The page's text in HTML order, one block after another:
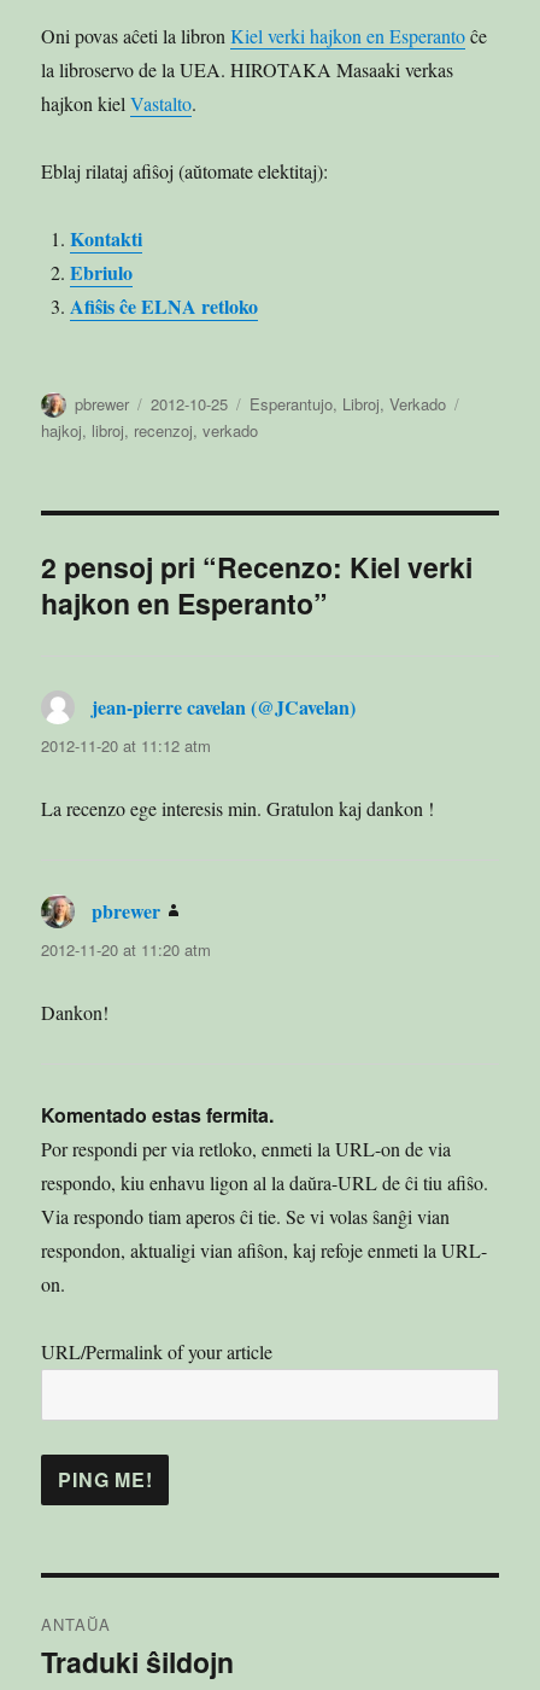
Oni povas aĉeti la libronKiel verki hajkon en Esperantoĉe
la libroservo de la UEA. HIROTAKA Masaaki verkas
hajkon kielVastalto.
Eblaj rilataj afiŝoj (aŭtomate elektitaj):
Kontakti
Ebriulo
Afiŝis ĉe ELNA retloko
Aŭtoro
pbrewer
Publikigita
en
2012-10-25 Kategorioj
Esperantujo, Libroj,Verkado
hajkoj, libroj, recenzoj,verkado
2 pensoj pri “Recenzo: Kiel verki
hajkon en Esperanto”
jean-pierre cavelan (@JCavelan)
2012-11-20 at 11:12 atm
La recenzo ege interesis min. Gratulon kaj dankon !
pbrewer
2012-11-20 at 11:20 atm
Dankon!
Komentado estas fermita.
Por respondi per via retloko, enmeti la URL-on de via
respondo, kiu enhavu ligon al la daŭra-URL de ĉi tiu afiŝo.
Via respondo tiam aperos ĉi tie. Se vi volas ŝanĝi vian
respondon, aktualigi vian afiŝon, kaj refoje enmeti la URL-
on.
URL/Permalink of your article
tra
ANTAŬA
Antaŭa
Traduki ŝildojn